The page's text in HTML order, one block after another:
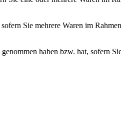
Sie mehrere Waren im
haben bzw. hat, sofern